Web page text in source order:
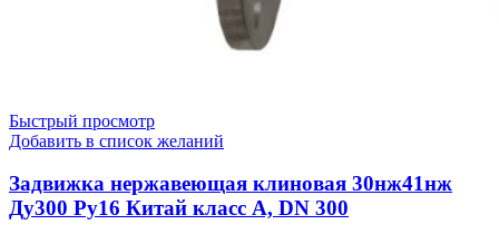
Быстрый просмотр
Добавить в список желаний
Задвижка нержавеющая клиновая 30нж41нж
Ду300 Ру16 Китай класс А, DN 300